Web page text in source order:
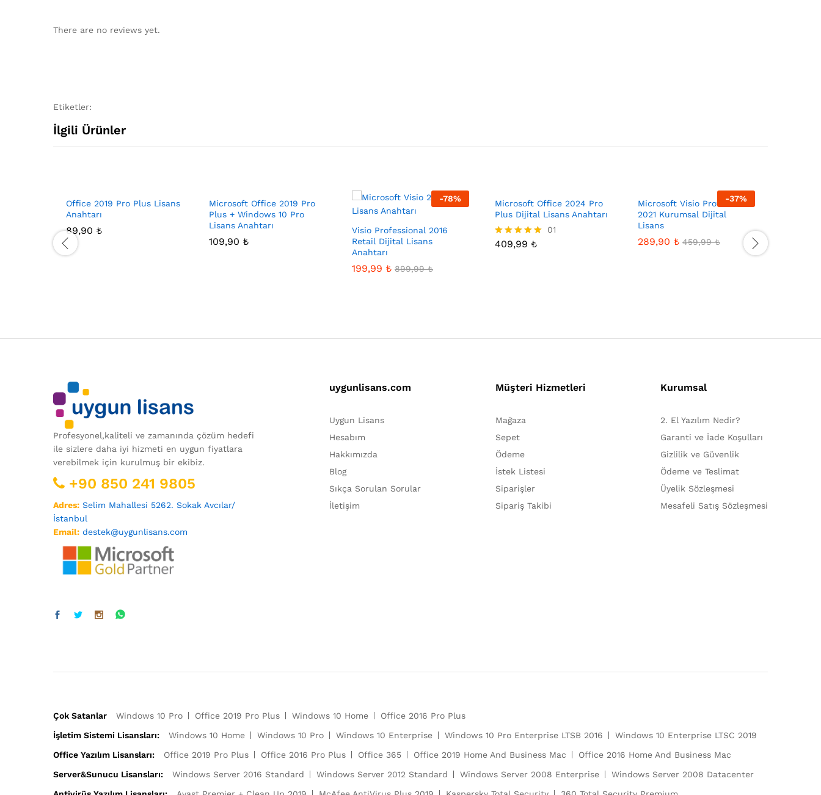
There are no reviews yet.
Etiketler:
İlgili Ürünler
Office 2019 Pro Plus Lisans
Anahtarı
89,90 ₺
Microsoft Office 2019 Pro
Plus + Windows 10 Pro
Lisans Anahtarı
109,90 ₺
-78%
Visio Professional 2016
Retail Dijital Lisans
Anahtarı
199,99 ₺ 899,99₺
Microsoft Office 2024 Pro
Plus Dijital Lisans Anahtarı
5 üzerinden
01
409,99 ₺
-37%
Microsoft Visio Professional
2021 Kurumsal Dijital
Lisans
289,90 ₺ 459,99₺
Profesyonel,kaliteli ve zamanında çözüm hedefi
ile sizlere daha iyi hizmeti en uygun fiyatlara
verebilmek için kurulmuş bir ekibiz.
+90 850 241 9805
Adres: Selim Mahallesi 5262. Sokak Avcılar/
İstanbul
Email: destek@uygunlisans.com
uygunlisans.com
Uygun Lisans
Hesabım
Hakkımızda
Blog
Sıkça Sorulan Sorular
İletişim
Müşteri Hizmetleri
Mağaza
Sepet
Ödeme
İstek Listesi
Siparişler
Sipariş Takibi
Kurumsal
2. El Yazılım Nedir?
Garanti ve İade Koşulları
Gizlilik ve Güvenlik
Ödeme ve Teslimat
Üyelik Sözleşmesi
Mesafeli Satış Sözleşmesi
Çok Satanlar Windows 10 Pro Office 2019 Pro Plus Windows 10 Home
Office 2016 Pro Plus
İşletim Sistemi Lisansları:
Windows 10 Home Windows 10 Pro Windows 10 Enterprise Windows 10 Pro Enterprise LTSB 2016
Windows 10 Enterprise LTSC 2019
Office Yazılım Lisansları:
Office 2019 Pro Plus Office 2016 Pro Plus Office 365 Office 2019 Home And Business Mac
Office 2016 Home And Business Mac
Server&Sunucu Lisansları:
Windows Server 2016 Standard Windows Server 2012 Standard Windows Server 2008 Enterprise
Windows Server 2008 Datacenter